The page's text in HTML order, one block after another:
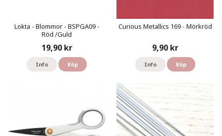
Lokta - Blommor - BSPGA09 -
Röd /Guld
19,90 kr
Info Köp
Curious Metallics 169 - Mörkröd
9,90 kr
Info Köp